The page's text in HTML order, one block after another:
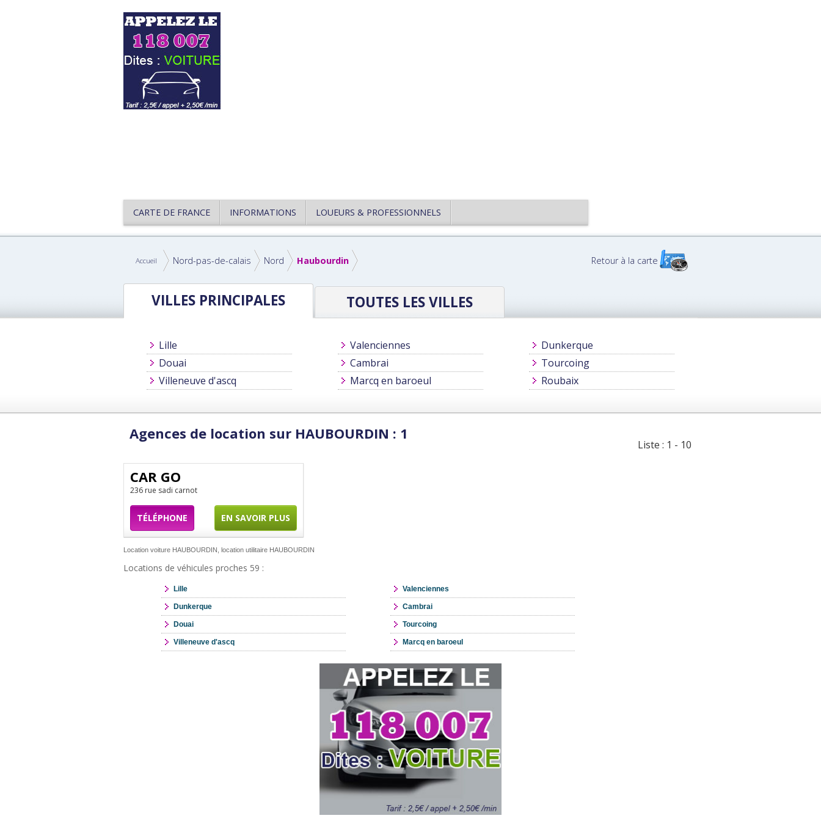
CARTE DE FRANCE INFORMATIONS LOUEURS & PROFESSIONNELS
Accueil Nord-pas-de-calais Nord Haubourdin Retour à la carte
VILLES PRINCIPALES TOUTES LES VILLES
Lille Valenciennes
Dunkerque
Douai
Cambrai
Tourcoing
Villeneuve d'ascq
Marcq en baroeul Roubaix
Agences de location sur HAUBOURDIN : 1
Liste : 1 - 10
CAR GO
236 rue sadi carnot
TÉLÉPHONE EN SAVOIR PLUS
Location voiture HAUBOURDIN, location utilitaire HAUBOURDIN
Locations de véhicules proches 59 :
Lille Valenciennes
Dunkerque Cambrai
Douai Tourcoing
Villeneuve d'ascq Marcq en baroeul